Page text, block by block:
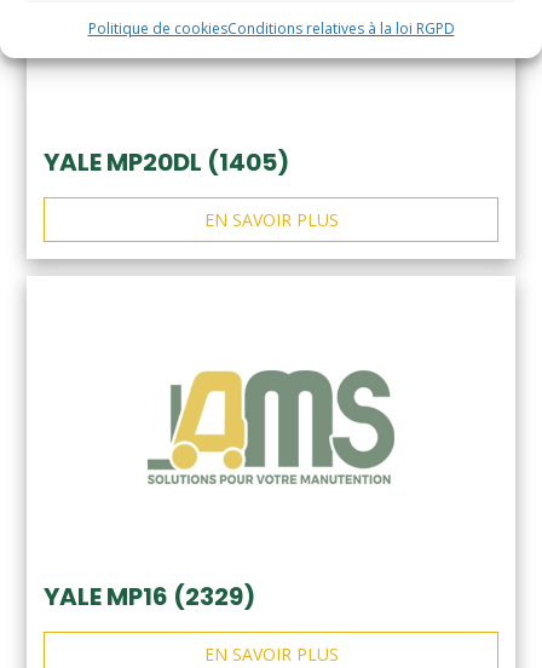
Politique de cookiesConditions relatives à la loi RGPD
YALE MP20DL (1405)
EN SAVOIR PLUS
YALE MP16 (2329)
EN SAVOIR PLUS